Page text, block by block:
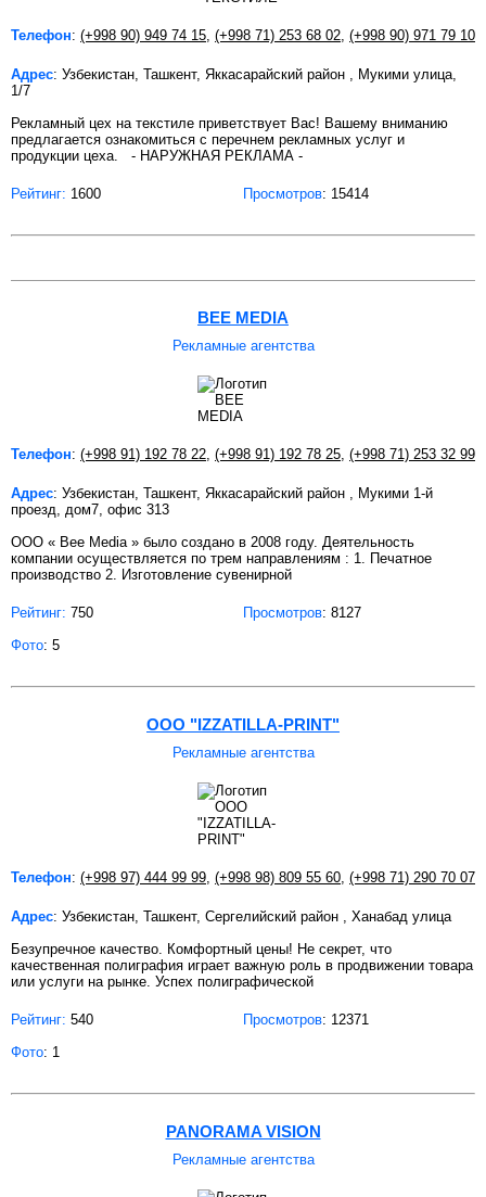
Телефон: (+998 90) 949 74 15 (+998 71) 253 68 02 (+998 90) 971 79 10
Адрес: Узбекистан, Ташкент, Яккасарайский район , Мукими улица,
1/7
Рекламный цех на текстиле приветствует Вас! Вашему вниманию
предлагается ознакомиться с перечнем рекламных услуг и
продукции цеха. - НАРУЖНАЯ РЕКЛАМА -
Рейтинг: 1600 Просмотров: 15414
BEE MEDIA
Рекламные агентства
Телефон: (+998 91) 192 78 22 (+998 91) 192 78 25 (+998 71) 253 32 99
Адрес: Узбекистан, Ташкент, Яккасарайский район , Мукими 1-й
проезд, дом7, офис 313
ООО « Bee Мedia » было создано в 2008 году. Деятельность
компании осуществляется по трем направлениям : 1. Печатное
производство 2. Изготовление сувенирной
Рейтинг: 750 Просмотров: 8127
Фото: 5
ООО "IZZATILLA-PRINT"
Рекламные агентства
Телефон: (+998 97) 444 99 99 (+998 98) 809 55 60 (+998 71) 290 70 07
Адрес: Узбекистан, Ташкент, Сергелийский район , Ханабад улица
Безупречное качество. Комфортный цены! Не секрет, что
качественная полиграфия играет важную роль в продвижении товара
или услуги на рынке. Успех полиграфической
Рейтинг: 540 Просмотров: 12371
Фото: 1
PANORAMA VISION
Рекламные агентства